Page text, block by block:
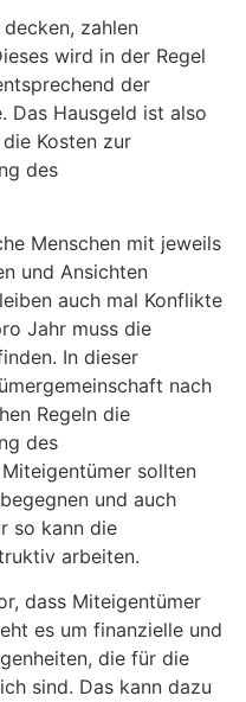
zahlen
wird in der Regel
der
Das Hausgeld ist also
Kosten zur
des
Menschen mit jeweils
und Ansichten
auch mal Konflikte
Jahr muss die
In dieser
nach
Regeln die
des
sollten
und auch
so kann die
arbeiten.
dass Miteigentümer
es um finanzielle und
die für die
sind. Das kann dazu